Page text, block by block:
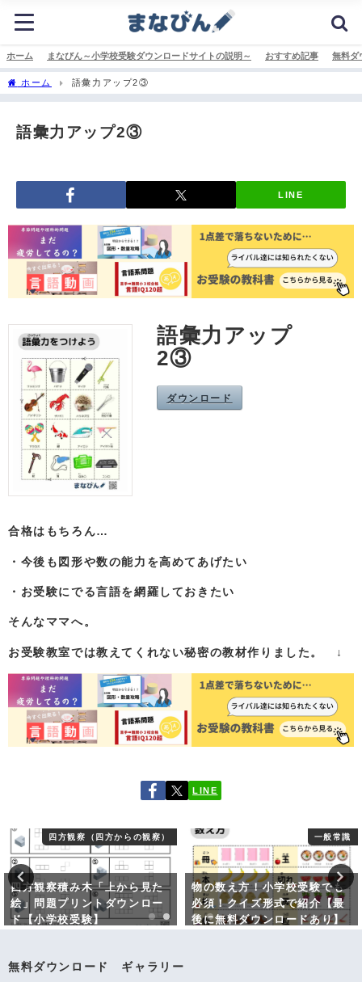
ホーム まなびん～小学校受験ダウンロードサイトの説明～ おすすめ記事 無料ダ
ホーム 語彙力アップ2③
語彙力アップ2③
LINE
語彙力アップ
2③
ダウンロード
合格はもちろん…
・今後も図形や数の能力を高めてあげたい
・お受験にでる言語を網羅しておきたい
そんなママへ。
お受験教室では教えてくれない秘密の教材作りました。 ↓
LINE
四方観察（四方からの観察）
四方観察積み木「上から見た
絵」問題プリントダウンロー
ド【小学校受験】
一般常識
物の数え方！小学校受験でも
必須！クイズ形式で紹介【最
後に無料ダウンロードあり】
無料ダウンロード ギャラリー